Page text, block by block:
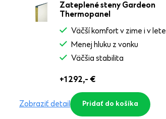
Zateplené steny Gardeon
Thermopanel
Väčší komfort v zime i v lete
Menej hluku z vonku
Väčšia stabilita
+1 292,- €
Zobraziť detail Pridať do košíka